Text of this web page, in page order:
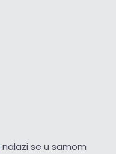
nalazi se u samom